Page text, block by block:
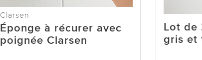
Clarsen
Éponge à récurer avec
poignée Clarsen
Lot de
gris et